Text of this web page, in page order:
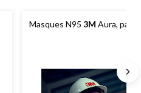
Masques N95 3M Aura,